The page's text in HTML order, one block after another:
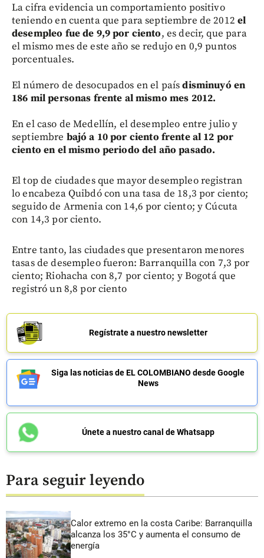
La cifra evidencia un comportamiento positivo
teniendo en cuenta que para septiembre de 2012el
desempleo fue de 9,9 por ciento, es decir, que para
el mismo mes de este año se redujo en 0,9 puntos
porcentuales.
El número de desocupados en el paísdisminuyó en
186 mil personas frente al mismo mes 2012.
En el caso de Medellín, el desempleo entre julio y
septiembre bajó a 10 por ciento frente al 12 por
ciento en el mismo periodo del año pasado.
El top de ciudades que mayor desempleo registran
lo encabeza Quibdó con una tasa de 18,3 por ciento;
seguido de Armenia con 14,6 por ciento; y Cúcuta
con 14,3 por ciento.
Entre tanto, las ciudades que presentaron menores
tasas de desempleo fueron: Barranquilla con 7,3 por
ciento; Riohacha con 8,7 por ciento; y Bogotá que
registró un 8,8 por ciento
Regístrate a nuestro newsletter
Siga las noticias de EL COLOMBIANO desde Google
News
Únete a nuestro canal de Whatsapp
Para seguir leyendo
Calor extremo en la costa Caribe: Barranquilla
alcanza los 35°C y aumenta el consumo de
energía